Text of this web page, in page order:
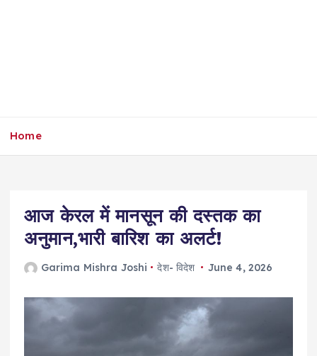
Home
आज केरल में मानसून की दस्तक का
अनुमान,भारी बारिश का अलर्ट!
Garima Mishra Joshi देश- विदेश June 4, 2026